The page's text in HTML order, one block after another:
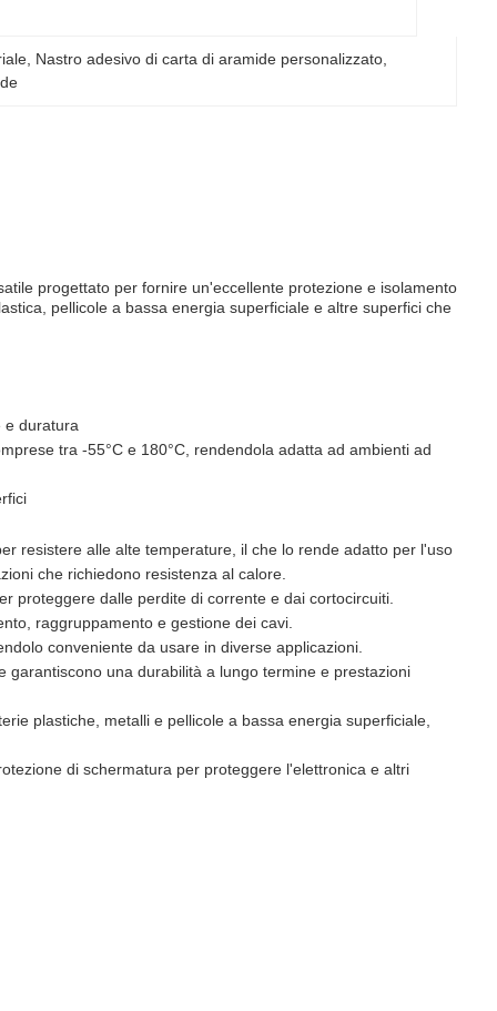
Nastro adesivo di carta di aramide personalizzato
progettato per fornire un'eccellente protezione e isolamento
pellicole a bassa energia superficiale e altre superfici che
e duratura
tra -55°C e 180°C, rendendola adatta ad ambienti ad
resistere alle alte temperature, il che lo rende adatto per l'uso
che richiedono resistenza al calore.
proteggere dalle perdite di corrente e dai cortocircuiti.
raggruppamento e gestione dei cavi.
conveniente da usare in diverse applicazioni.
una durabilità a lungo termine e prestazioni
plastiche, metalli e pellicole a bassa energia superficiale,
di schermatura per proteggere l'elettronica e altri